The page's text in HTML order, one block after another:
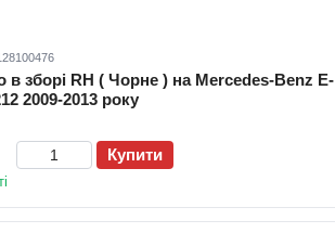
в зборі RH ( Чорне ) на Mercedes-Benz E-
2009-2013 року
Купити